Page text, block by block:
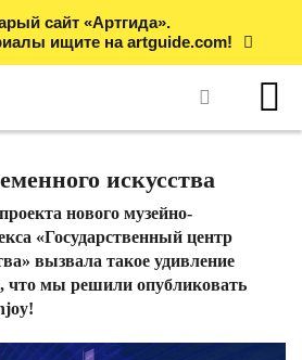
сайт «Артгида».
ищите на artguide.com!
искусства
нового музейно-
«Государственный центр
вызвала такое удивление
что мы решили опубликовать